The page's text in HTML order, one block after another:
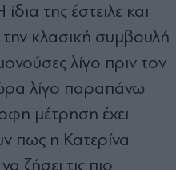
της έστειλε και
την κλασική συμβουλή
λίγο πριν τον
λίγο παραπάνω
μέτρηση έχει
πως η Κατερίνα
ζήσει τις πιο